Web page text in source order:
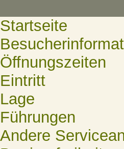
Startseite
Öffnungszeiten
Eintritt
Lage
Führungen
Andere